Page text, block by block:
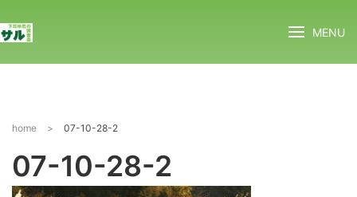
MENU
home > 07-10-28-2
07-10-28-2